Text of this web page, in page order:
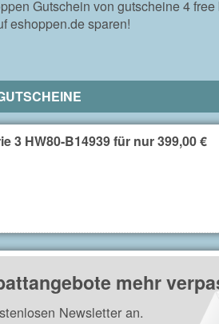
Gutschein von gutscheine 4 free
eshoppen.de sparen!
3 HW80-B14939 für nur 399,00 €
mehr
Newsletter an.